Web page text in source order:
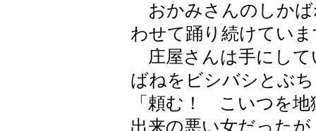
おかみさんのしかば
わせて踊り続けてい
庄屋さんは手にして
ばねをビシバシとぶ
「頼む！ こいつを
出来の悪い女だった